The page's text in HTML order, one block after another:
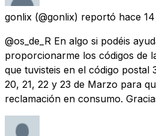
gonlix (@gonlix) reportó hace
@os_de_R En algo si podéis
proporcionarme los códigos de
que tuvisteis en el código postal
20, 21, 22 y 23 de Marzo para
reclamación en consumo.